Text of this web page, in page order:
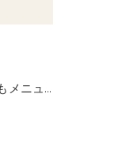
【期間限定】ももメニュー🍑スタートしました✨️